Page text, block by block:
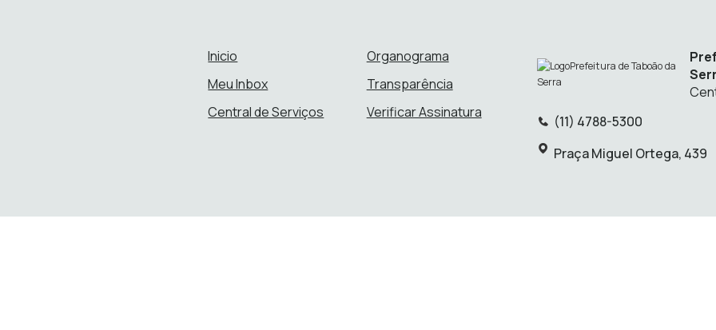
Inicio
Meu Inbox
Central de Serviços
Organograma
Transparência
Verificar Assinatura
Telefone:(11) 4788-5300
Endereço:
Praça Miguel Ortega, 439